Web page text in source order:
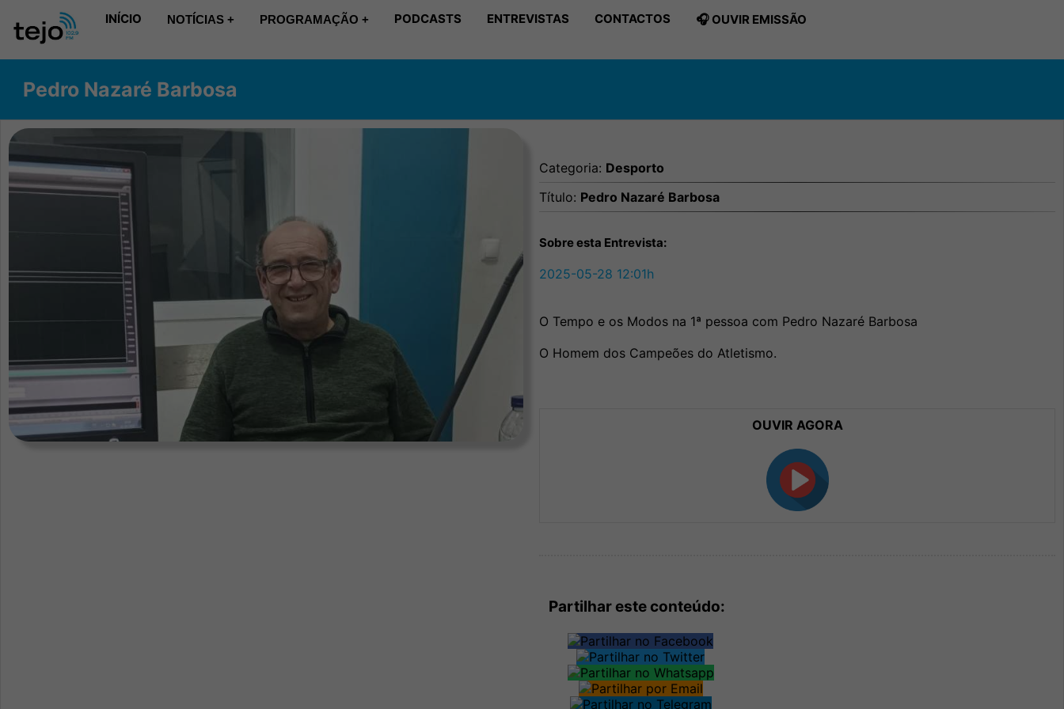
INÍCIO NOTÍCIAS + PROGRAMAÇÃO + PODCASTS ENTREVISTAS CONTACTOS 🎧 OUVIR EMISSÃO
Pedro Nazaré Barbosa
Categoria: Desporto
Título: Pedro Nazaré Barbosa
Sobre esta Entrevista:
2025-05-28 12:01h
O Tempo e os Modos na 1ª pessoa com Pedro Nazaré Barbosa
O Homem dos Campeões do Atletismo.
OUVIR AGORA
Partilhar este conteúdo: